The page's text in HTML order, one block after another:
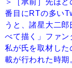
＞［承前］先ほ
番目にRTの多い
うと、諸星大二
べて描く」ファン
私が氏を取材し
載が行われた時期